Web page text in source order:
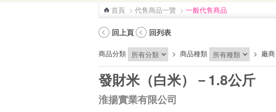
首頁 > 代售商品一覽 > 一般代售商品
回上頁 回列表
商品分類 > 商品種類 > 廠商
發財米（白米）－1.8公斤
淮揚實業有限公司